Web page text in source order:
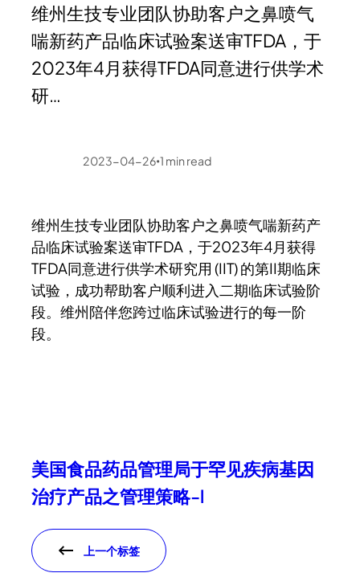
维州生技专业团队协助客户之鼻喷气
喘新药产品临床试验案送审TFDA，于
2023年4月获得TFDA同意进行供学术
研…
2023-04-26•1 min read
维州生技专业团队协助客户之鼻喷气喘新药产
品临床试验案送审TFDA，于2023年4月获得
TFDA同意进行供学术研究用 (IIT) 的第II期临床
试验，成功帮助客户顺利进入二期临床试验阶
段。维州陪伴您跨过临床试验进行的每一阶
段。
美国食品药品管理局于罕见疾病基因
治疗产品之管理策略-l
上一个标签